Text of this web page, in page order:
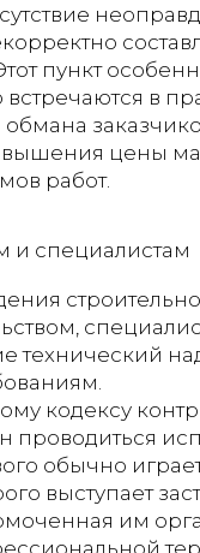
пункт
встречаются в
обмана
цены
работ.
и специалистам
технический
кодексу
проводиться
обычно
выступает
им